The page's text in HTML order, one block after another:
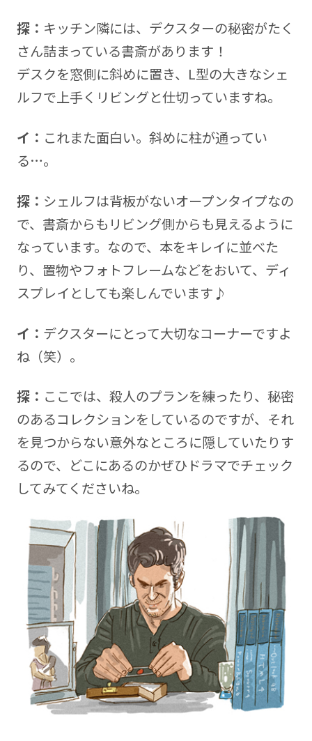
探： キッチン隣には、デクスターの秘密がたく
さん詰まっている書斎があります！
デスクを窓側に斜めに置き、L型の大きなシェ
ルフで上手くリビングと仕切っていますね。
イ： これまた面白い。斜めに柱が通ってい
る…。
探： シェルフは背板がないオープンタイプなの
で、書斎からもリビング側からも見えるように
なっています。なので、本をキレイに並べた
り、置物やフォトフレームなどをおいて、ディ
スプレイとしても楽しんでいます♪
イ： デクスターにとって大切なコーナーですよ
ね（笑）。
探： ここでは、殺人のプランを練ったり、秘密
のあるコレクションをしているのですが、それ
を見つからない意外なところに隠していたりす
るので、どこにあるのかぜひドラマでチェック
してみてくださいね。